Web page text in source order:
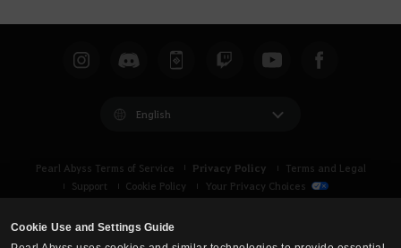
Cookie Use and Settings Guide
a
English
Pearl Abyss Terms of Service Privacy Policy
Terms and Legal
Support
Cookie Policy Your Privacy Choices